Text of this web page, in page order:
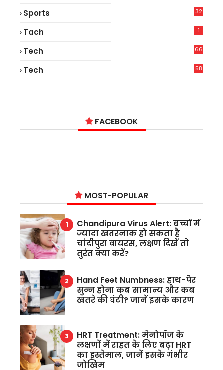
Sports 32
Tach 1
Tech
66
Tech
58
FACEBOOK
MOST-POPULAR
Chandipura Virus Alert: बच्चों में
ज्यादा खतरनाक हो सकता है
चांदीपुरा वायरस, लक्षण दिखें तो
तुरंत क्या करें?
Hand Feet Numbness: हाथ-पैर
सुन्न होना कब सामान्य और कब
खतरे की घंटी? जानें इसके कारण
HRT Treatment: मेनोपॉज के
लक्षणों में राहत के लिए बढ़ा HRT
का इस्तेमाल, जानें इसके गंभीर
जोखिम